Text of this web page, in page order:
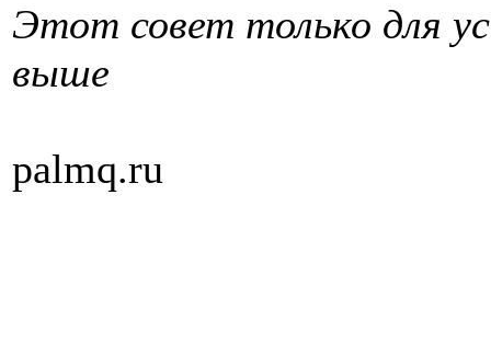
Этот совет только для
выше
palmq.ru